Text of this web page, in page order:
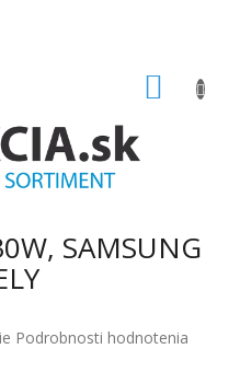
SAMSUNG
Podrobnosti hodnotenia